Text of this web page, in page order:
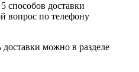
доставки
вопрос по телефону
можно в разделе